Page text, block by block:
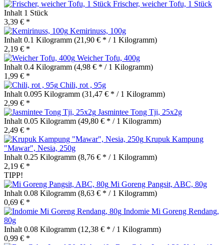
Frischer, weicher Tofu, 1 Stück
Inhalt 1 Stück
3,39 € *
Kemirinuss, 100g
Inhalt 0.1 Kilogramm (21,90 € * / 1 Kilogramm)
2,19 € *
Weicher Tofu, 400g
Inhalt 0.4 Kilogramm (4,98 € * / 1 Kilogramm)
1,99 € *
Chili, rot , 95g
Inhalt 0.095 Kilogramm (31,47 € * / 1 Kilogramm)
2,99 € *
Jasmintee Tong Tji, 25x2g
Inhalt 0.05 Kilogramm (49,80 € * / 1 Kilogramm)
2,49 € *
Krupuk Kampung
"Mawar", Nesia, 250g
Inhalt 0.25 Kilogramm (8,76 € * / 1 Kilogramm)
2,19 € *
TIPP!
Mi Goreng Pangsit, ABC, 80g
Inhalt 0.08 Kilogramm (8,63 € * / 1 Kilogramm)
0,69 € *
Indomie Mi Goreng Rendang,
80g
Inhalt 0.08 Kilogramm (12,38 € * / 1 Kilogramm)
0,99 € *